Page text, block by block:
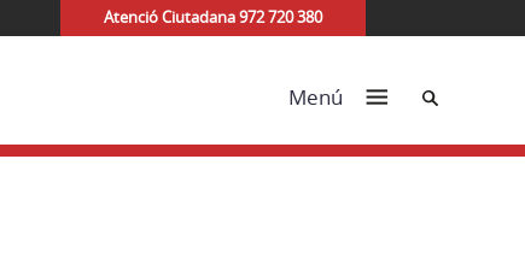
Atenció Ciutadana 972 720 380
Menú Cerca